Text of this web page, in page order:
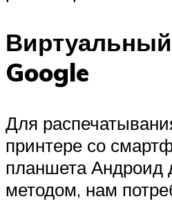
Google
Для
принтере со
планшета Андроид
методом, нам